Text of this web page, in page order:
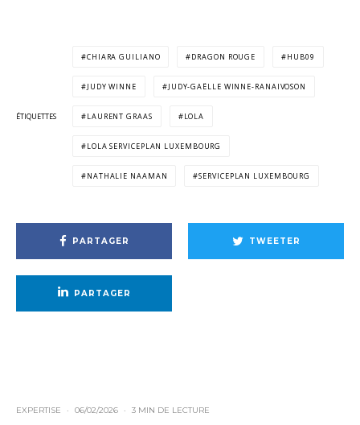
ÉTIQUETTES
CHIARA GUILIANO DRAGON ROUGE HUB09
JUDY WINNE JUDY-GAËLLE WINNE-RANAIVOSON
LAURENT GRAAS LOLA
LOLA SERVICEPLAN LUXEMBOURG
NATHALIE NAAMAN SERVICEPLAN LUXEMBOURG
PARTAGER TWEETER
PARTAGER
EXPERTISE · 06/02/2026 · 3 MIN DE LECTURE